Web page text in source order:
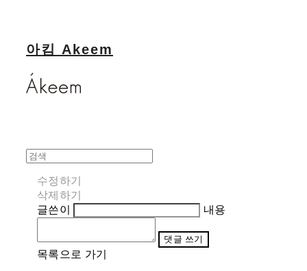
아킴 Akeem
수정하기
삭제하기
글쓴이
내용
댓글 쓰기
목록으로 가기